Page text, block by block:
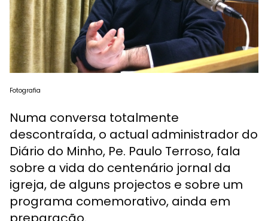
Fotografia
Numa conversa totalmente
descontraída, o actual administrador do
Diário do Minho, Pe. Paulo Terroso, fala
sobre a vida do centenário jornal da
igreja, de alguns projectos e sobre um
programa comemorativo, ainda em